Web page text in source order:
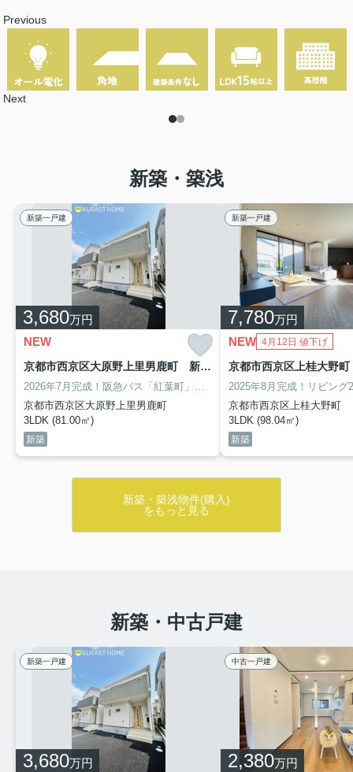
Previous
Next
新築・築浅
新築一戸建
3,680万円
NEW
京都市西京区大原野上里男鹿町 新築戸建 1号棟
住宅
京都市西京区大原野上里男鹿町
3LDK (81.00㎡)
新築
新築一戸建
7,780万円
NEW 4月12日 値下げ
京都市西京区上桂大野
京都市西京区上桂大野町
3LDK (98.04㎡)
新築
新築・築浅物件(購入)
をもっと見る
新築・中古戸建
新築一戸建
3,680万円
中古一戸建
2,380万円